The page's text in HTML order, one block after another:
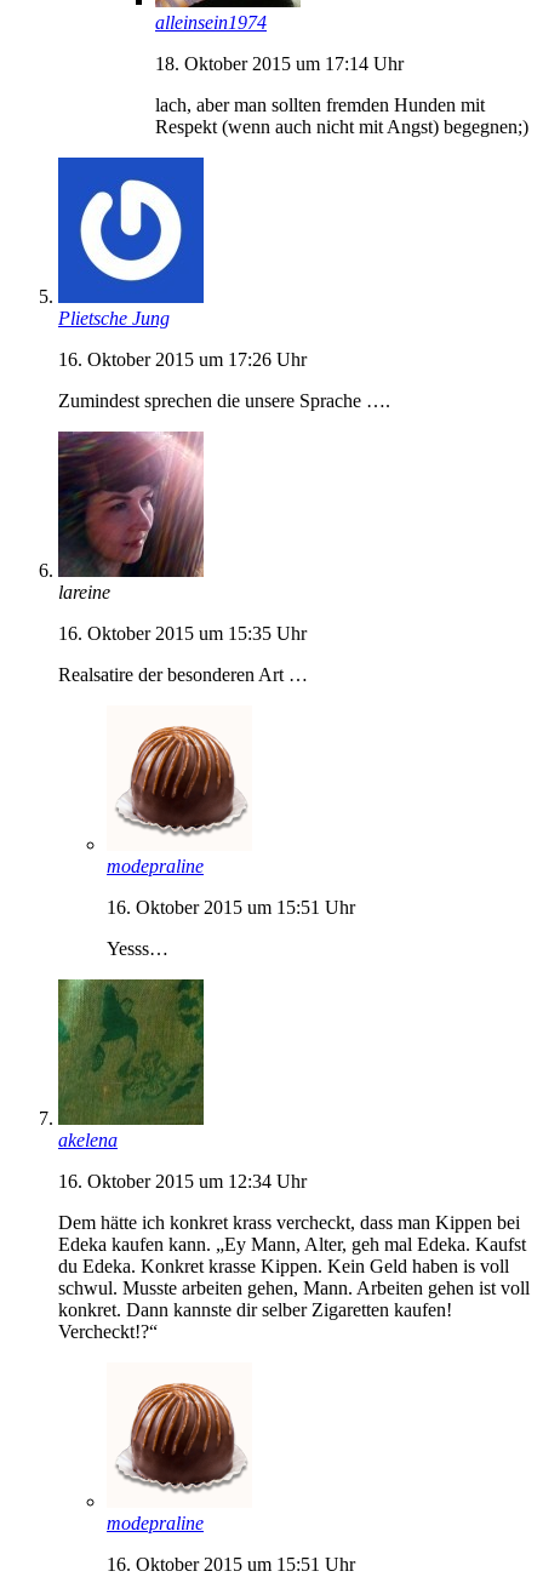
alleinsein1974
18. Oktober 2015 um 17:14 Uhr
lach, aber man sollten fremden Hunden mit
Respekt (wenn auch nicht mit Angst) begegnen;)
Plietsche Jung
16. Oktober 2015 um 17:26 Uhr
Zumindest sprechen die unsere Sprache ….
lareine
16. Oktober 2015 um 15:35 Uhr
Realsatire der besonderen Art …
modepraline
16. Oktober 2015 um 15:51 Uhr
Yesss…
akelena
16. Oktober 2015 um 12:34 Uhr
Dem hätte ich konkret krass vercheckt, dass man Kippen bei
Edeka kaufen kann. „Ey Mann, Alter, geh mal Edeka. Kaufst
du Edeka. Konkret krasse Kippen. Kein Geld haben is voll
schwul. Musste arbeiten gehen, Mann. Arbeiten gehen ist voll
konkret. Dann kannste dir selber Zigaretten kaufen!
Vercheckt!?“
modepraline
16. Oktober 2015 um 15:51 Uhr